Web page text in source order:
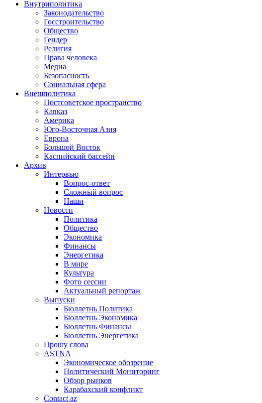
Внутриполитика
Законодательство
Госстроительство
Общество
Гендер
Религия
Права человека
Медиа
Безопасность
Социальная сфера
Внешполитика
Постсоветское пространство
Кавказ
Америка
Юго-Восточная Азия
Европа
Большой Восток
Каспийский бассейн
Архив
Интервью
Вопрос-ответ
Сложный вопрос
Наши
Новости
Политика
Общество
Экономика
Финансы
Энергетика
В мире
Культура
Фото сессии
Актуальный репортаж
Выпуски
Бюллетнь Политика
Бюллетнь Экономика
Бюллетнь Финансы
Бюллетнь Энергетика
Прошу слова
ASTNA
Экономическое обозрение
Политический Мониторинг
Обзор рынков
Карабахский конфликт
Contact az